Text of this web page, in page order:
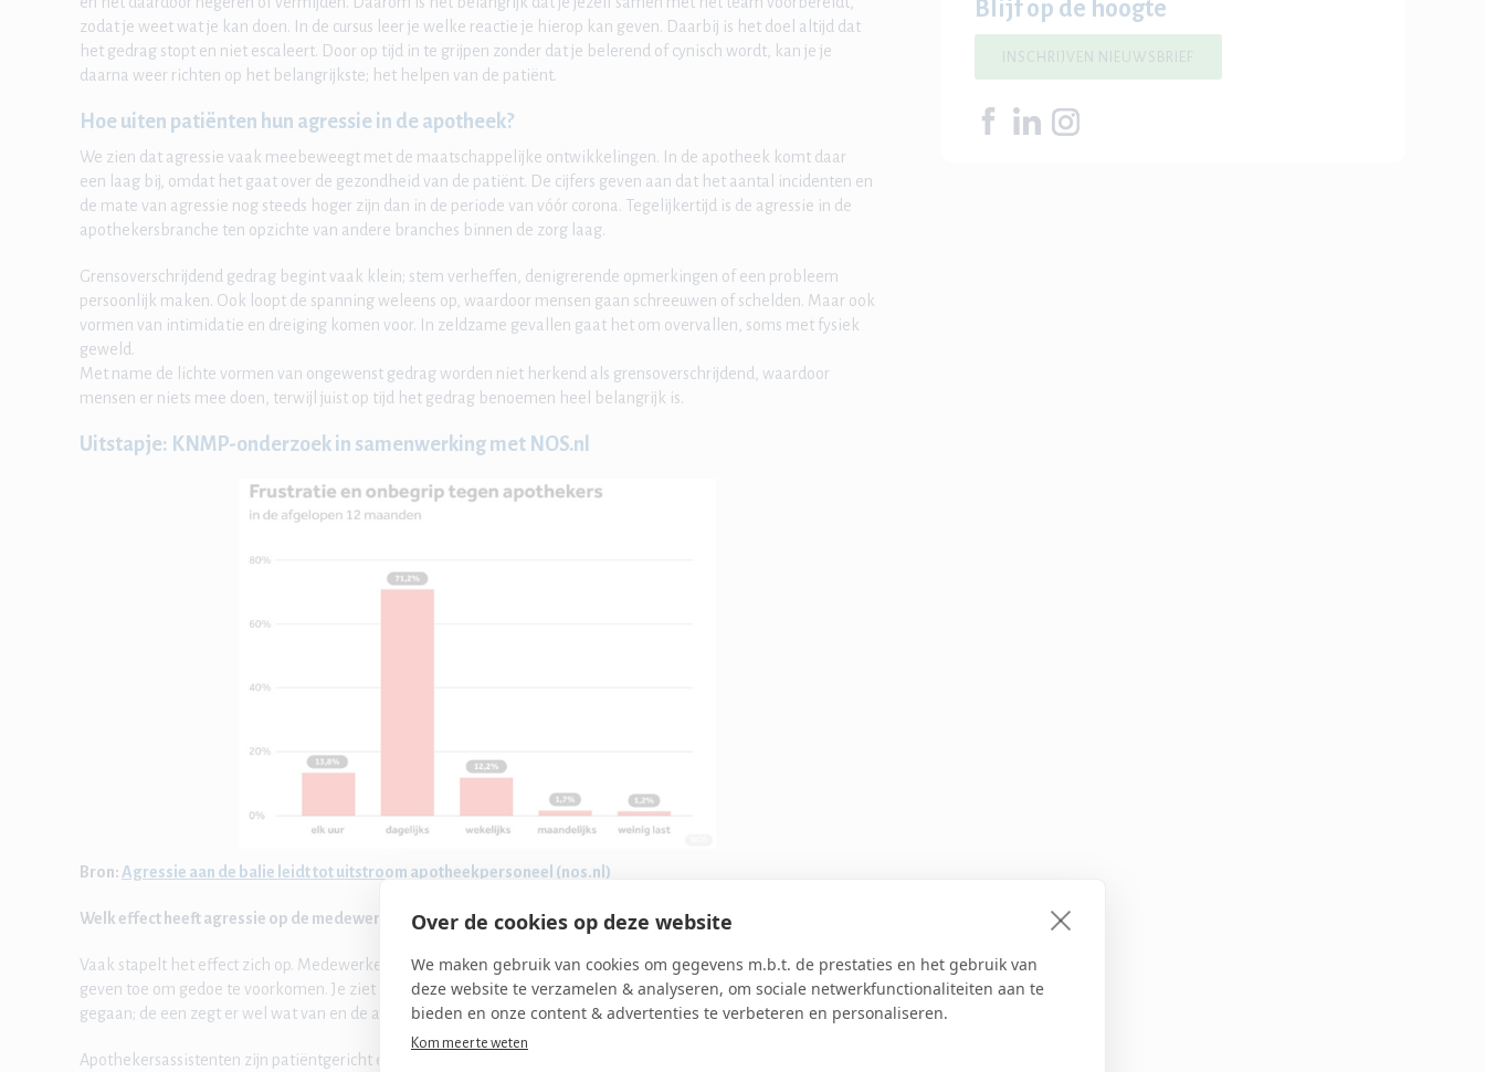
Over de cookies op deze website
We maken gebruik van cookies om gegevens m.b.t. de prestaties en het gebruik van
deze website te verzamelen & analyseren, om sociale netwerkfunctionaliteiten aan te
bieden en onze content & advertenties te verbeteren en personaliseren.
Kom meer te weten
zodat je weet wat je kan doen. In de cursus leer je welke reactie je hierop kan geven. Daarbij is het doel altijd dat
het gedrag stopt en niet escaleert. Door op tijd in te grijpen zonder dat je belerend of cynisch wordt, kan je je
daarna weer richten op het belangrijkste; het helpen van de patiënt.
Hoe uiten patiënten hun agressie in de apotheek?
We zien dat agressie vaak meebeweegt met de maatschappelijke ontwikkelingen. In de apotheek komt daar
een laag bij, omdat het gaat over de gezondheid van de patiënt. De cijfers geven aan dat het aantal incidenten en
de mate van agressie nog steeds hoger zijn dan in de periode van vóór corona. Tegelijkertijd is de agressie in de
apothekersbranche ten opzichte van andere branches binnen de zorg laag.
Grensoverschrijdend gedrag begint vaak klein; stem verheffen, denigrerende opmerkingen of een probleem
persoonlijk maken. Ook loopt de spanning weleens op, waardoor mensen gaan schreeuwen of schelden. Maar ook
vormen van intimidatie en dreiging komen voor. In zeldzame gevallen gaat het om overvallen, soms met fysiek
geweld.
Met name de lichte vormen van ongewenst gedrag worden niet herkend als grensoverschrijdend, waardoor
mensen er niets mee doen, terwijl juist op tijd het gedrag benoemen heel belangrijk is.
Uitstapje: KNMP-onderzoek in samenwerking met NOS.nl
Bron: Agressie aan de balie leidt tot uitstroom apotheekpersoneel (nos.nl)
Welk effect heeft agressie op de medewerker binnen de apotheek? En op het team?
Vaak stapelt het effect zich op. Medewerkers voelen machteloosheid, gaan situaties of personen vermijden of
geven toe om gedoe te voorkomen. Je ziet vaak dat binnen het team verschillend met het gedrag om wordt
gegaan; de een zegt er wel wat van en de ander niet.
Apothekersassistenten zijn patiëntgericht en willen de patiënt aan de balie graag van dienst zijn. Daardoor is
Blijf op de hoogte
INSCHRIJVEN NIEUWSBRIEF